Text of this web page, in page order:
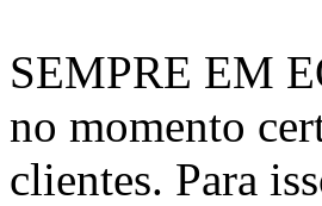
SEMPRE EM
no momento
clientes. Para